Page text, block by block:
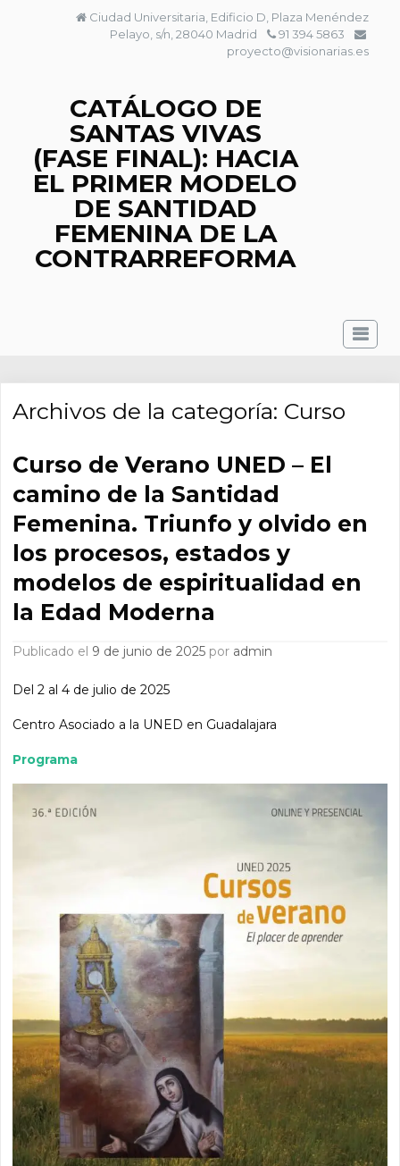
Ciudad Universitaria, Edificio D, Plaza Menéndez
Pelayo, s/n, 28040 Madrid
91 394 5863
proyecto@visionarias.es
CATÁLOGO DE
SANTAS VIVAS
(FASE FINAL): HACIA
EL PRIMER MODELO
DE SANTIDAD
FEMENINA DE LA
CONTRARREFORMA
Archivos de la categoría: Curso
Curso de Verano UNED – El
camino de la Santidad
Femenina. Triunfo y olvido en
los procesos, estados y
modelos de espiritualidad en
la Edad Moderna
Publicado el 9 de junio de 2025 por admin
Del 2 al 4 de julio de 2025
Centro Asociado a la UNED en Guadalajara
Programa